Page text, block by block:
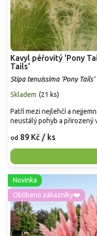
Kavyl péřovitý 'Pony
Tails'
Stipa tenuissima 'Pony Tails'
Skladem (21 ks)
od 89 Kč / ks
Patří mezi nejlehčí a
neustálý pohyb a přirozený
Novinka
Oblíbeno zákazníky❤️